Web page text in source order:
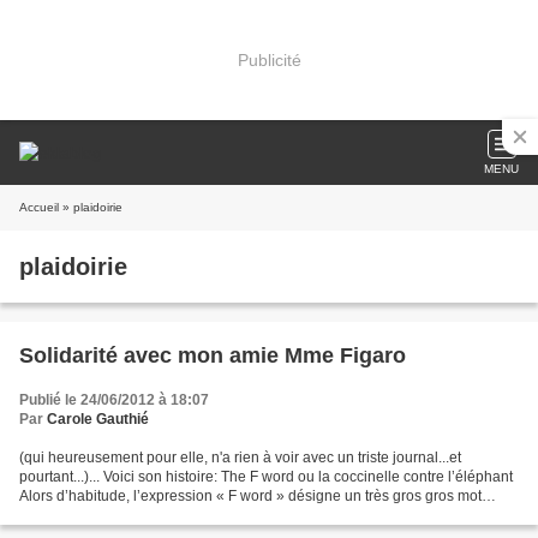
Publicité
MENU
Accueil » plaidoirie
plaidoirie
Solidarité avec mon amie Mme Figaro
Publié le 24/06/2012 à 18:07
Par Carole Gauthié
(qui heureusement pour elle, n'a rien à voir avec un triste journal...et
pourtant...)... Voici son histoire: The F word ou la coccinelle contre l’éléphant
Alors d’habitude, l’expression « F word » désigne un très gros gros mot